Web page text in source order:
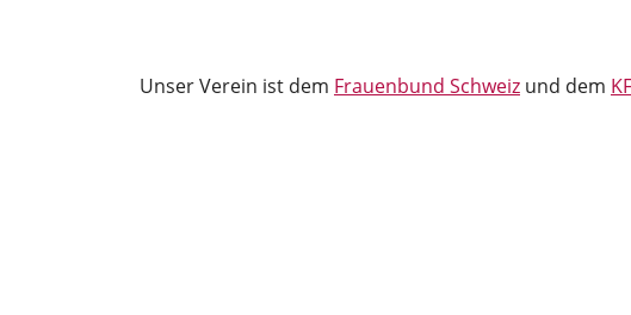
Unser Verein ist dem Frauenbund Schweiz und dem